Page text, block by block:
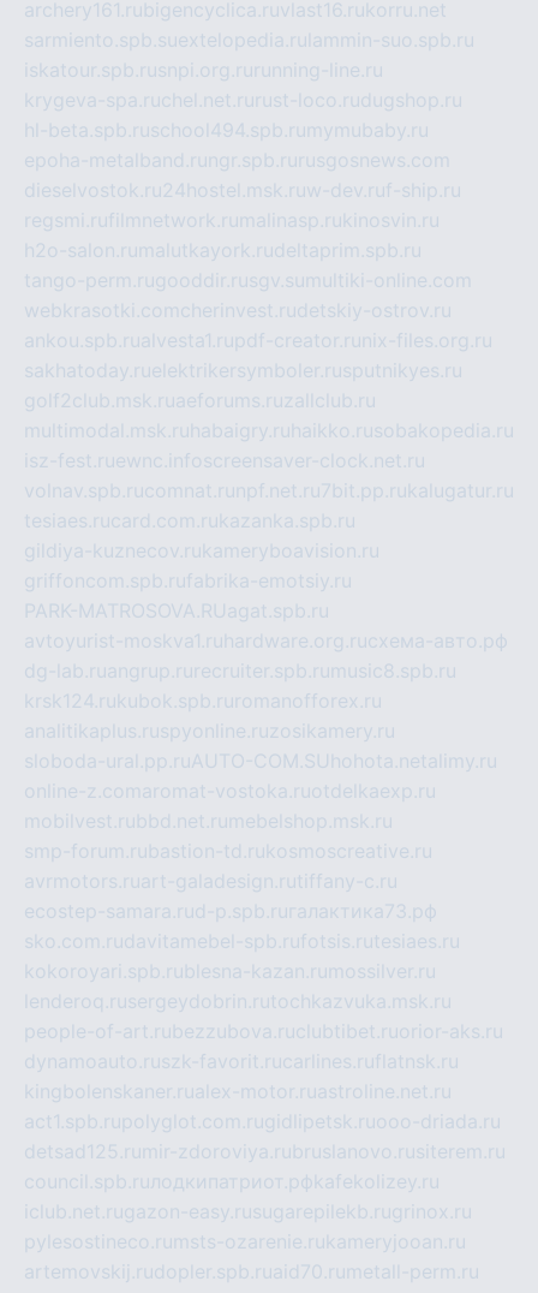
archery161.rubigencyclica.ruvlast16.rukorru.net
sarmiento.spb.suextelopedia.ru lammin-suo.spb.ru
iskatour.spb.rusnpi.org.ru running-line.ru
krygeva-spa.ruchel.net.ru rust-loco.rudugshop.ru
hl-beta.spb.ruschool494.spb.ru mymubaby.ru
epoha-metalband.ru ngr.spb.ru rusgosnews.com
dieselvostok.ru24hostel.msk.ruw-dev.ruf-ship.ru
regsmi.rufilmnetwork.ru malinasp.rukinosvin.ru
h2o-salon.ru malutkayork.rudeltaprim.spb.ru
tango-perm.rugooddir.rusgv.su multiki-online.com
webkrasotki.comcherinvest.rudetskiy-ostrov.ru
ankou.spb.rualvesta1.rupdf-creator.ru nix-files.org.ru
sakhatoday.ruelektrikersymboler.rusputnikyes.ru
golf2club.msk.ruaeforums.ruzallclub.ru
multimodal.msk.ru habaigry.ru haikko.rusobakopedia.ru
isz-fest.ruewnc.infoscreensaver-clock.net.ru
volnav.spb.rucomnat.ru npf.net.ru7bit.pp.rukalugatur.ru
tesiaes.rucard.com.rukazanka.spb.ru
gildiya-kuznecov.rukameryboavision.ru
griffoncom.spb.rufabrika-emotsiy.ru
PARK-MATROSOVA.RUagat.spb.ru
avtoyurist-moskva1.ru hardware.org.ruсхема-авто.рф
dg-lab.ruangrup.ru recruiter.spb.ru music8.spb.ru
krsk124.rukubok.spb.ru romanofforex.ru
analitikaplus.ruspyonline.ruzosikamery.ru
sloboda-ural.pp.ruAUTO-COM.SU hohota.netalimy.ru
online-z.comaromat-vostoka.ruotdelkaexp.ru
mobilvest.rubbd.net.ru mebelshop.msk.ru
smp-forum.rubastion-td.rukosmoscreative.ru
avrmotors.ruart-galadesign.rutiffany-c.ru
ecostep-samara.rud-p.spb.ru галактика73.рф
sko.com.rudavitamebel-spb.rufotsis.rutesiaes.ru
kokoroyari.spb.rublesna-kazan.ru mossilver.ru
lenderoq.rusergeydobrin.rutochkazvuka.msk.ru
people-of-art.rubezzubova.ruclubtibet.ruorior-aks.ru
dynamoauto.ruszk-favorit.rucarlines.ruflatnsk.ru
kingbolenskaner.rualex-motor.ruastroline.net.ru
act1.spb.rupolyglot.com.rugidlipetsk.ruooo-driada.ru
detsad125.ru mir-zdoroviya.rubruslanovo.rusiterem.ru
council.spb.ruлодкипатриот.рфkafekolizey.ru
iclub.net.rugazon-easy.rusugarepilekb.rugrinox.ru
pylesostineco.ru msts-ozarenie.rukameryjooan.ru
artemovskij.rudopler.spb.ruaid70.ru metall-perm.ru